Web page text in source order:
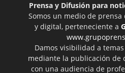
Prensa y Difusión para
Somos un medio de
y digital, perteneciente a
Damos visibilidad a
mediante la publicación de
con una audiencia de